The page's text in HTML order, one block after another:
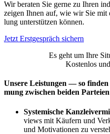
Wir bera­ten Sie ger­ne zu Ihren
zei­gen Ihnen auf, wie wir Sie
lung unter­stüt­zen kön­nen.
Jetzt Erst­ge­spräch sichern
Es geht um Ihre
Kos­ten­los
Unse­re Leis­tun­gen — so
mung zwi­schen bei­den
Sys­te­mi­sche
views mit Käu­fern und
und Moti­va­tio­nen zu